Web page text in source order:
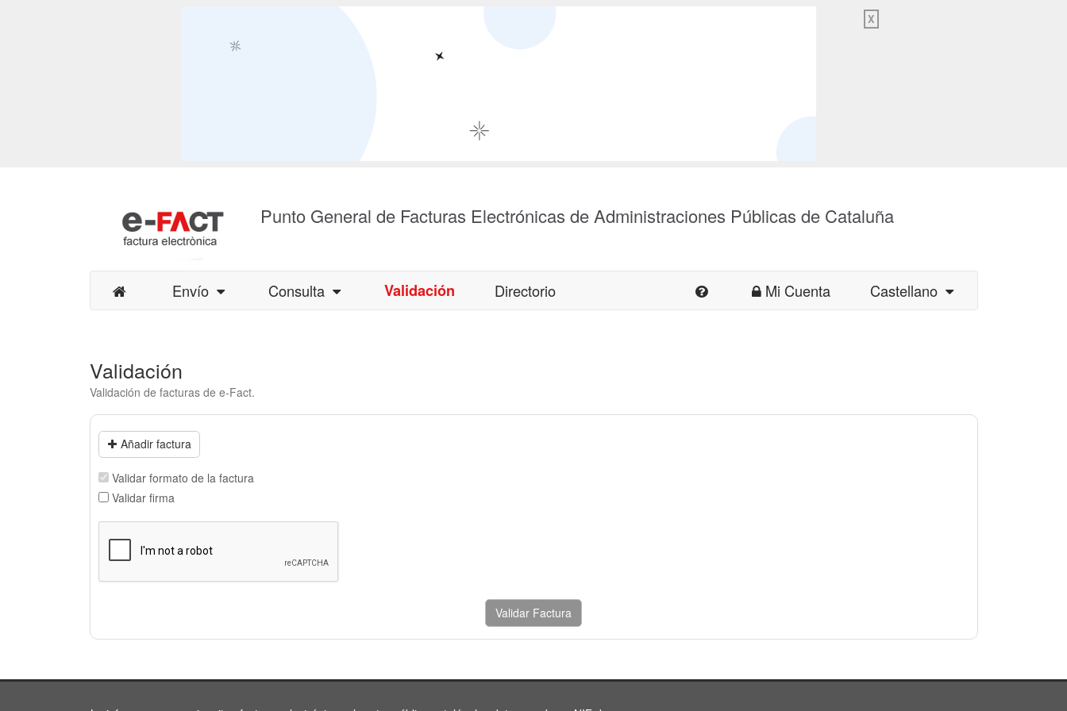
X
Punto General de Facturas Electrónicas de Administraciones Públicas de Cataluña
Envío Consulta Validación Directorio Mi Cuenta Castellano
Validación
Validación de facturas de e-Fact.
Añadir factura
Validar formato de la factura
Validar firma
Validar Factura